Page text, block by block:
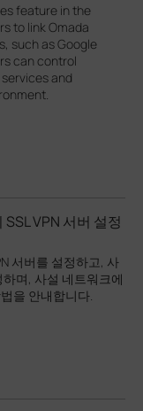
feature in the
to link Omada
such as Google
can control
and
VPN 서버 설정
서버를 설정하고, 사
며, 사설 네트워크에
을 안내합니다.